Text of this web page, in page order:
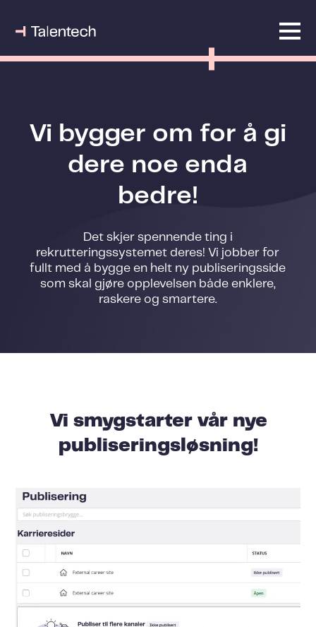
Vi bygger om for å gi
dere noe enda
bedre!
Det skjer spennende ting i
rekrutteringssystemet deres! Vi jobber for
fullt med å bygge en helt ny publiseringsside
som skal gjøre opplevelsen både enklere,
raskere og smartere.
Vi smygstarter vår nye
publiseringsløsning!